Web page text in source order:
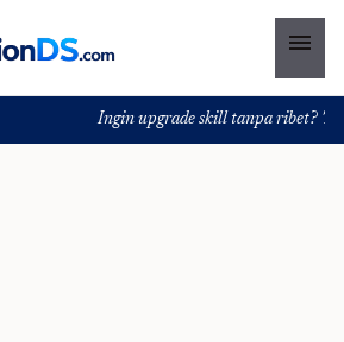
menu
Ingin upgrade skill tanpa ribet?